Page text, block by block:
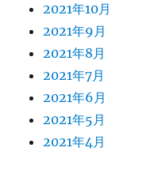
2021年10月
2021年9月
2021年8月
2021年7月
2021年6月
2021年5月
2021年4月